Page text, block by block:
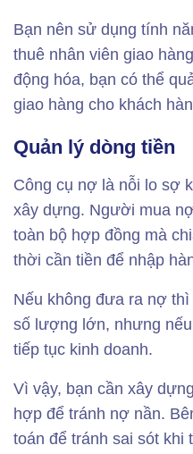
Bạn nên sử dụng tính
thuê nhân viên giao
động hóa, bạn có thể
giao hàng cho khách
Quản lý dòng tiền
Công cụ nợ là nỗi lo sợ
xây dựng. Người mua
toàn bộ hợp đồng mà
thời cần tiền để nhập
Nếu không đưa ra nợ
số lượng lớn, nhưng
tiếp tục kinh doanh.
Vì vậy, bạn cần xây
hợp để tránh nợ nần.
toán để tránh sai sót khi